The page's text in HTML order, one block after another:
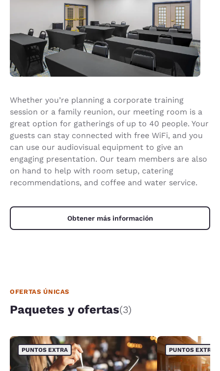
Whether you’re planning a corporate training
session or a family reunion, our meeting room is a
great option for gatherings of up to 40 people. Your
guests can stay connected with free WiFi, and you
can use our audiovisual equipment to give an
engaging presentation. Our team members are also
on hand to help with room setup, catering
recommendations, and coffee and water service.
Obtener más información
OFERTAS ÚNICAS
Paquetes y ofertas(3)
PUNTOS EXTRA PUNTOS EXTRA